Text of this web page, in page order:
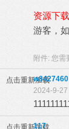
资源下载
游客，
附件: 您需
点击重新加载w8427460
2024-9-27
点击重新加载
117